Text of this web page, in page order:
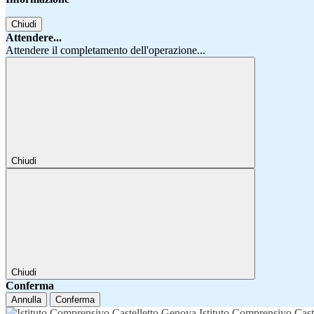
Chiudi
Attendere...
Attendere il completamento dell'operazione...
Chiudi
Chiudi
Conferma
Annulla Conferma